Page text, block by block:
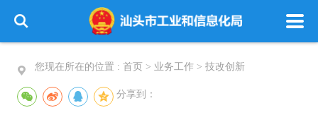
您现在所在的位置 : 首页 > 业务工作 > 技改创新
分享到：